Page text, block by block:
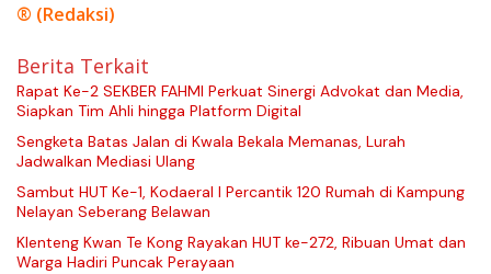
® (Redaksi)
Berita Terkait
Rapat Ke-2 SEKBER FAHMI Perkuat Sinergi Advokat dan Media,
Siapkan Tim Ahli hingga Platform Digital
Sengketa Batas Jalan di Kwala Bekala Memanas, Lurah
Jadwalkan Mediasi Ulang
Sambut HUT Ke-1, Kodaeral I Percantik 120 Rumah di Kampung
Nelayan Seberang Belawan
Klenteng Kwan Te Kong Rayakan HUT ke-272, Ribuan Umat dan
Warga Hadiri Puncak Perayaan